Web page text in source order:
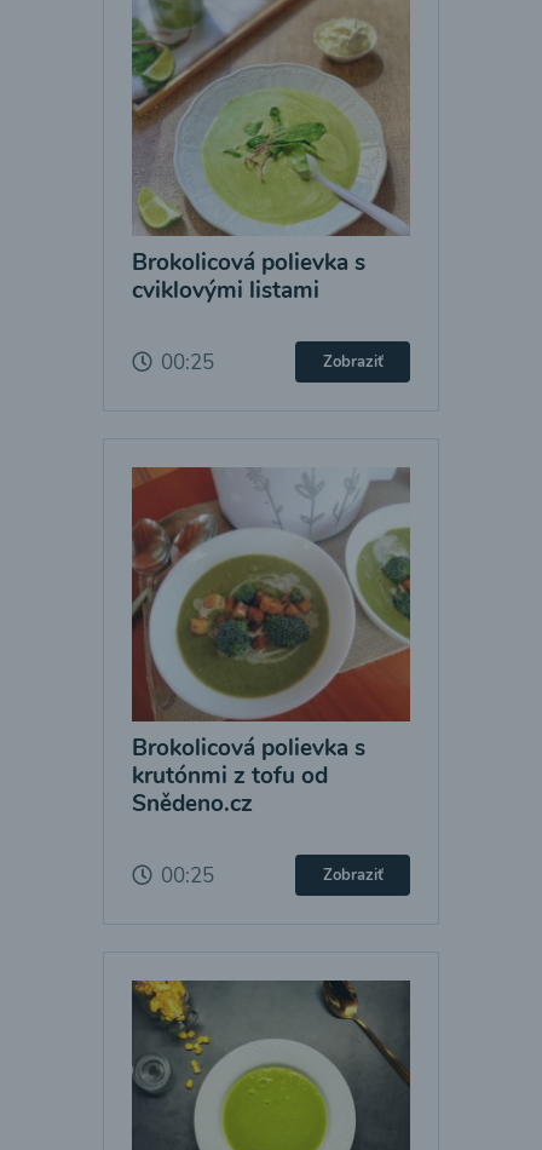
Brokolicová polievka s
cviklovými listami
00:25 Zobraziť
Brokolicová polievka s
krutónmi z tofu od
Snědeno.cz
00:25 Zobraziť